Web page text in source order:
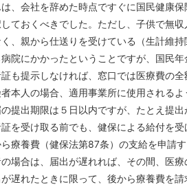
、会社を辞めた時点ですぐに国民健康
ておくべきでした。ただし、子供で無
、親から仕送りを受けている（生計維持
院にかかったということですが、国民
も提示しなければ、窓口では医療費の全
本人の場合、適用事業所に使用される
提出期限は５日以内ですが、たとえ提
を受け取る前でも、健保による給付を
療養費（健保法第87条）の支給を申請す
場合は、届出が遅れれば、その間、医
遅れたときに限って、後から療養費を